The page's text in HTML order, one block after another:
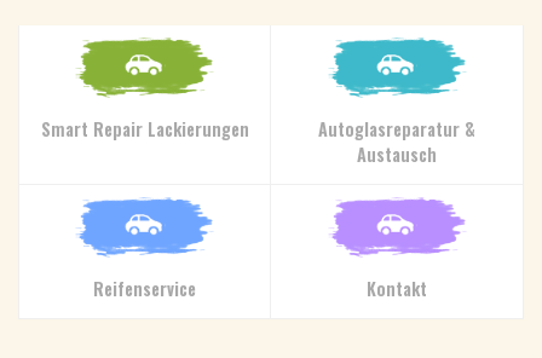
Smart Repair Lackierungen
Autoglasreparatur &
Austausch
Reifenservice Kontakt